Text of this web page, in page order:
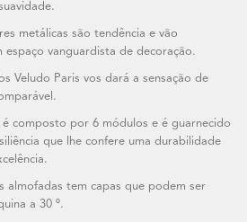
metálicas são tendência e vão
espaço vanguardista de decoração.
Veludo Paris vos dará a sensação de
composto por 6 módulos e é guarnecido
que lhe confere uma durabilidade
almofadas tem capas que podem ser
a 30 º.